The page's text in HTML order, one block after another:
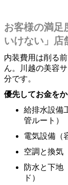
お客様の満足
いけない」店
内装費用は削る
ん。川越の美容
分です。
優先してお金を
給排水設備
管ルート）
電気設備（
空調と換気
防水と下地
ド）